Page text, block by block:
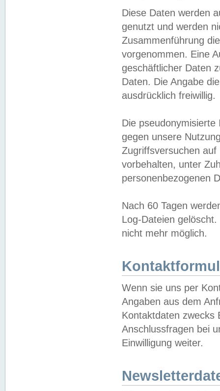
Diese Daten werden
genutzt und werden
Zusammenführung
vorgenommen. Eine
geschäftlicher Daten
Daten. Die Angabe
ausdrücklich freiwillig.
Die
gegen unsere
Zugriffsversuchen
vorbehalten, unter
personenbezogenen
Nach 60 Tagen
Log-Dateien
nicht mehr möglich.
Wenn sie uns per
Angaben aus dem
Kontaktdaten zwecks
Anschlussfragen bei
Einwilligung weiter.